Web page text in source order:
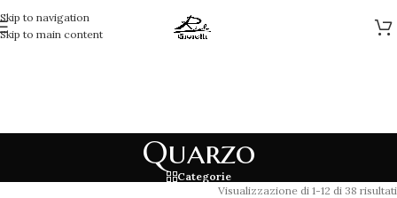
Skip to navigation
Skip to main content
Quarzo
Categorie
Visualizzazione di 1-12 di 38 risultati